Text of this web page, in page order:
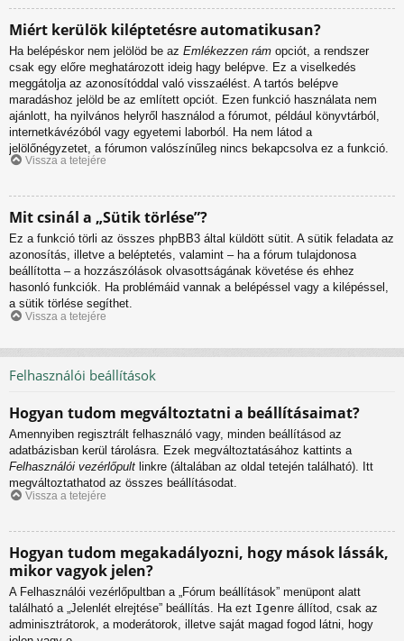
Miért kerülök kiléptetésre automatikusan?
Ha belépéskor nem jelölöd be az Emlékezzen rám opciót, a rendszer
csak egy előre meghatározott ideig hagy belépve. Ez a viselkedés
meggátolja az azonosítóddal való visszaélést. A tartós belépve
maradáshoz jelöld be az említett opciót. Ezen funkció használata nem
ajánlott, ha nyilvános helyről használod a fórumot, például könyvtárból,
internetkávézóból vagy egyetemi laborból. Ha nem látod a
jelölőnégyzetet, a fórumon valószínűleg nincs bekapcsolva ez a funkció.
Vissza a tetejére
Mit csinál a „Sütik törlése”?
Ez a funkció törli az összes phpBB3 által küldött sütit. A sütik feladata az
azonosítás, illetve a beléptetés, valamint – ha a fórum tulajdonosa
beállította – a hozzászólások olvasottságának követése és ehhez
hasonló funkciók. Ha problémáid vannak a belépéssel vagy a kilépéssel,
a sütik törlése segíthet.
Vissza a tetejére
Felhasználói beállítások
Hogyan tudom megváltoztatni a beállításaimat?
Amennyiben regisztrált felhasználó vagy, minden beállításod az
adatbázisban kerül tárolásra. Ezek megváltoztatásához kattints a
Felhasználói vezérlőpult linkre (általában az oldal tetején található). Itt
megváltoztathatod az összes beállításodat.
Vissza a tetejére
Hogyan tudom megakadályozni, hogy mások lássák,
mikor vagyok jelen?
A Felhasználói vezérlőpultban a „Fórum beállítások” menüpont alatt
található a „Jelenlét elrejtése” beállítás. Ha ezt Igenre állítod, csak az
adminisztrátorok, a moderátorok, illetve saját magad fogod látni, hogy